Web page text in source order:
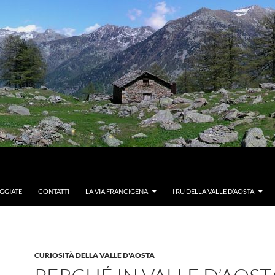
CONTATTI LA VIA FRANCIGENA I RU DELLA VALLE D’AOSTA
CURIOSITÀ DELLA VALLE D'AOSTA